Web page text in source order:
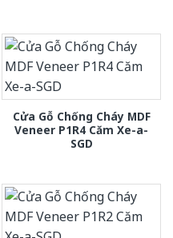
Cửa Gỗ Chống Cháy MDF
Veneer P1R4 Căm Xe-a-
SGD